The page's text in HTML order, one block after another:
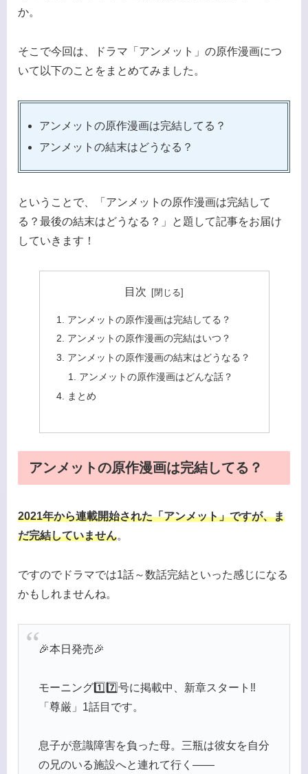
か。
そこで今回は、ドラマ「アンメット」の原作漫画につ
いて以下のことをまとめてみました。
アンメットの原作漫画は完結してる？
アンメットの結末はどうなる？
ということで、「アンメットの原作漫画は完結して
る？最後の結末はどうなる？」と題して記事をお届け
していきます！
目次
アンメットの原作漫画は完結してる？
アンメットの原作漫画の完結はいつ？
アンメットの原作漫画の結末はどうなる？
アンメットの原作漫画はどんな話？
まとめ
アンメットの原作漫画は完結してる？
2021年から連載開始された「アンメット」ですが、ま
だ完結していません。
ですのでドラマでは1話～数話完結といった感じになる
かもしれませんね。
🎉本日発売🎉
モーニング1️⃣7️⃣号に掲載中、新章スタート‼️
「尊厳」1話目です。
息子が意識障害を負った母。三瓶は彼女を自分
の兄のいる施設へと連れて行く——